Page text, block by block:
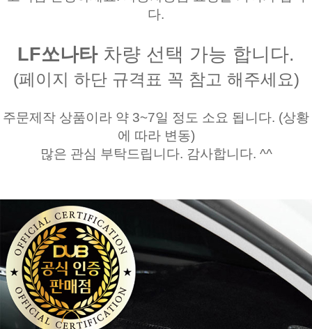
다.
LF쏘나타 차량 선택 가능 합니다.
(페이지 하단 규격표 꼭 참고 해주세요)
주문제작 상품이라 약 3~7일 정도 소요 됩니다. (상황
에 따라 변동)
많은 관심 부탁드립니다. 감사합니다. ^^